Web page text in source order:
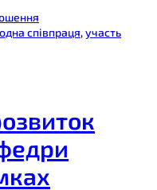
співпраця, участь